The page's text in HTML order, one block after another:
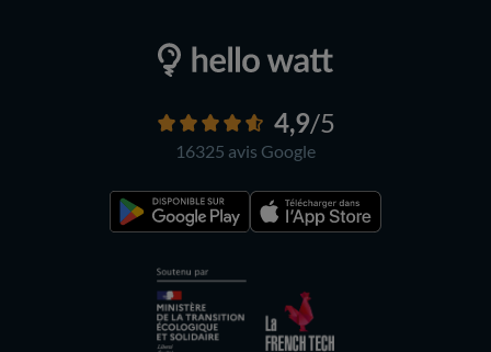
4,9/5
16325 avis Google